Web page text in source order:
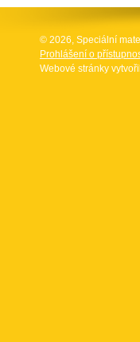
© 2026, Speciální
Prohlášení o
Webové stránky